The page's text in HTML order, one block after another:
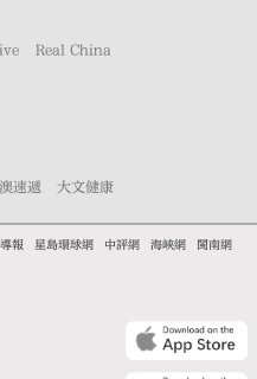
Real China
速遞 大文健康
報 星島環球網 中評網 海峽網
閩南網